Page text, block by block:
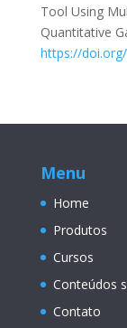
Tool Using
Quantitative
https://
Menu
Home
Produtos
Cursos
Conteúdos
Contato